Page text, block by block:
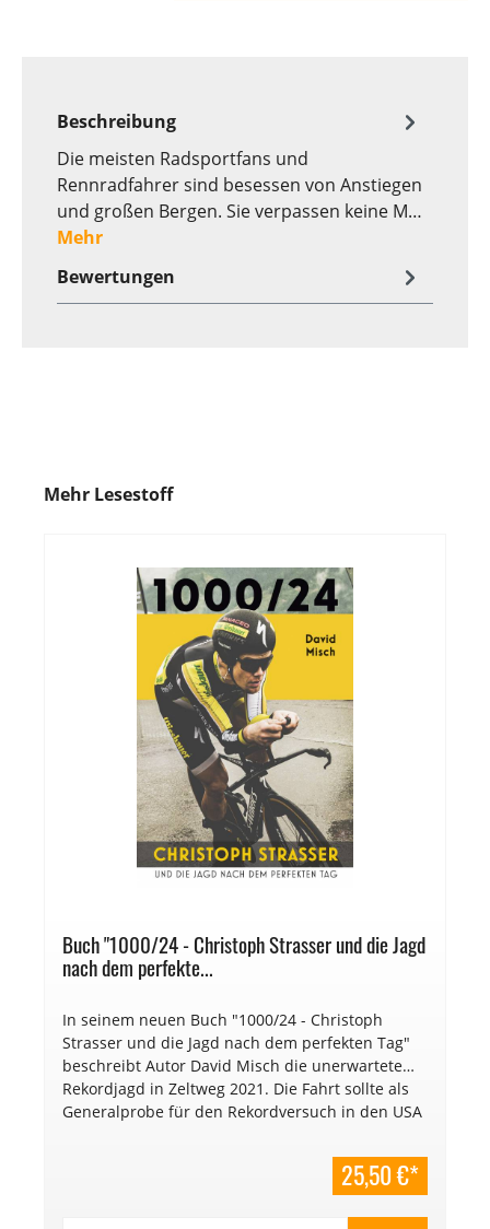
Beschreibung
Die meisten Radsportfans und
Rennradfahrer sind besessen von Anstiegen
und großen Bergen. Sie verpassen keine M…
Mehr
Bewertungen
Mehr Lesestoff
Buch "1000/24 - Christoph Strasser und die Jagd
nach dem perfekte...
In seinem neuen Buch "1000/24 - Christoph
Strasser und die Jagd nach dem perfekten Tag"
beschreibt Autor David Misch die unerwartete
Rekordjagd in Zeltweg 2021. Die Fahrt sollte als
Generalprobe für den Rekordversuch in den USA
der Herausforderung, als erster Mensch 1000 km
in 24h zu fahren, stellen wollte. Doch alles kam
25,50 €*